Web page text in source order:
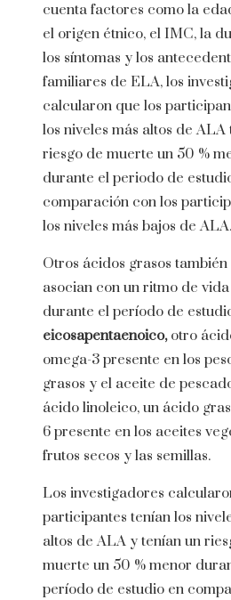
cuenta factores como la
el origen étnico, el IMC, la
los síntomas y los
familiares de ELA, los
calcularon que los
los niveles más altos de ALA
riesgo de muerte un 50 %
durante el periodo de
comparación con los
los niveles más bajos de ALA.
Otros ácidos grasos también
asocian con un ritmo de
durante el período de
eicosapentaenoico,otro
omega-3 presente en los
grasos y el aceite de
ácido linoleico, un ácido
6 presente en los aceites
frutos secos y las semillas.
Los investigadores
participantes tenían los
altos de ALA y tenían un
muerte un 50 % menor
período de estudio en